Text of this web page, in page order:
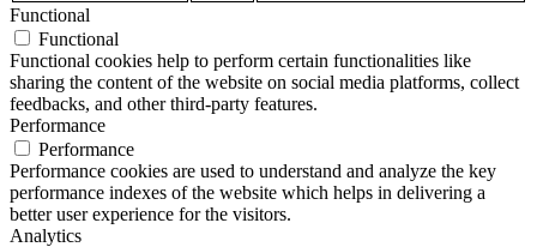
Functional
Functional
Functional cookies help to perform certain functionalities like
sharing the content of the website on social media platforms, collect
feedbacks, and other third-party features.
Performance
Performance
Performance cookies are used to understand and analyze the key
performance indexes of the website which helps in delivering a
better user experience for the visitors.
Analytics